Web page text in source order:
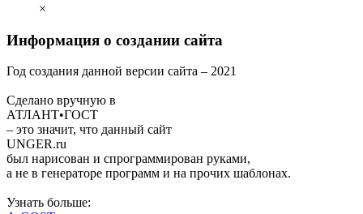
×
Информация о создании сайта
Год создания данной версии сайта – 2021
Сделано вручную в
АТЛАНТ•ГОСТ
– это значит, что данный сайт
UNGER.ru
был нарисован и спрограммирован руками,
а не в генераторе программ и на прочих шаблонах.
Узнать больше: